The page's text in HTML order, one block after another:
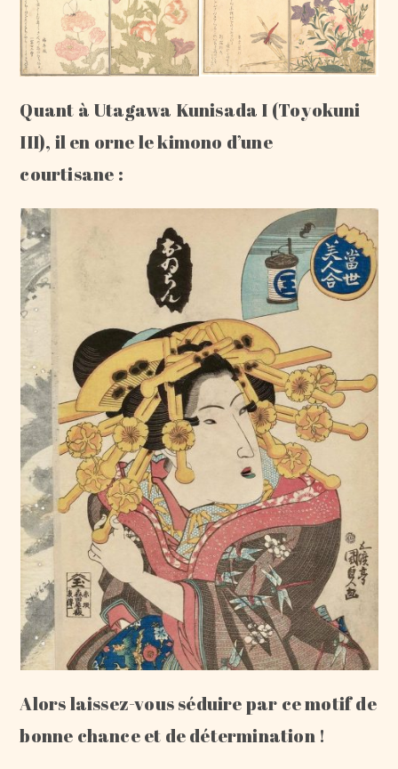
Quant à Utagawa Kunisada I (Toyokuni
III), il en orne le kimono d’une
courtisane :
Alors laissez-vous séduire par ce motif de
bonne chance et de détermination !